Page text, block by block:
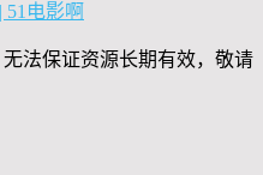
51电影啊
法保证资源长期有效，敬请